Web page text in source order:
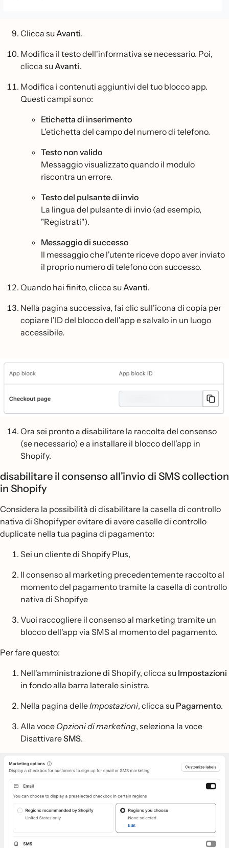
Clicca suAvanti.
Modifica il testo dell'informativa se necessario. Poi,
clicca suAvanti.
Modifica i contenuti aggiuntivi del tuo blocco app.
Questi campi sono:
Etichetta di inserimento
L'etichetta del campo del numero di telefono.
Testo non valido
Messaggio visualizzato quando il modulo
riscontra un errore.
Testo del pulsante di invio
La lingua del pulsante di invio (ad esempio,
"Registrati").
Messaggio di successo
Il messaggio che l'utente riceve dopo aver inviato
il proprio numero di telefono con successo.
Quando hai finito, clicca suAvanti.
Nella pagina successiva, fai clic sull'icona di copia per
copiare l'ID del blocco dell'app e salvalo in un luogo
accessibile.
Ora sei pronto a disabilitare la raccolta del consenso
(se necessario) e a installare il blocco dell'app in
Shopify.
disabilitare il consenso all'invio di SMS collection
in Shopify
Considera la possibilità di disabilitare la casella di controllo
nativa di Shopifyper evitare di avere caselle di controllo
duplicate nella tua pagina di pagamento:
Sei un cliente di Shopify Plus,
Il consenso al marketing precedentemente raccolto al
momento del pagamento tramite la casella di controllo
nativa di Shopifye
Vuoi raccogliere il consenso al marketing tramite un
blocco dell'app via SMS al momento del pagamento.
Per fare questo:
Nell'amministrazione di Shopify, clicca su Impostazioni
in fondo alla barra laterale sinistra.
Nella pagina delleImpostazioni, clicca su Pagamento.
Alla voce Opzioni di marketing, seleziona la voce
DisattivareSMS.